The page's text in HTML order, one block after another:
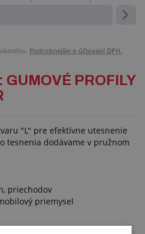
Podrobnejšie o účtovaní DPH.
PROFILY
"L" pre efektívne utesnenie
tesnenia dodávame v pružnom
priechodov
priemysel